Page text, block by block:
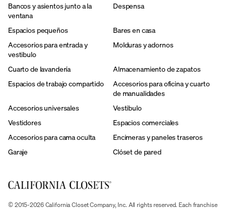
Bancos y asientos junto a la
ventana
Despensa
Espacios pequeños
Bares en casa
Accesorios para entrada y
vestibulo
Molduras y adornos
Cuarto de lavandería
Almacenamiento de zapatos
Espacios de trabajo compartido
Accesorios para oficina y cuarto
de manualidades
Accesorios universales
Vestibulo
Vestidores
Espacios comerciales
Accesorios para cama oculta
Encimeras y paneles traseros
Garaje
Clóset de pared
© 2015-2026 California Closet Company, Inc. All rights reserved. Each franchise